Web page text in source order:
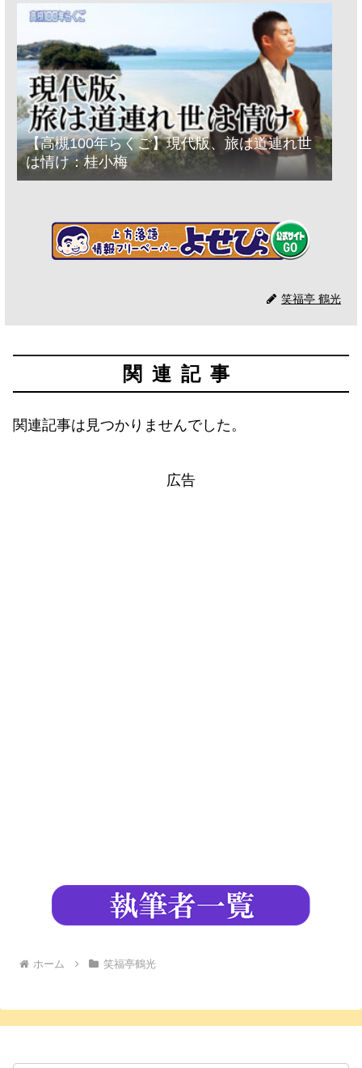
【高槻100年らくご】現代版、旅は道連れ世
は情け：桂小梅
笑福亭 鶴光
関連記事
関連記事は見つかりませんでした。
広告
ホーム 笑福亭鶴光